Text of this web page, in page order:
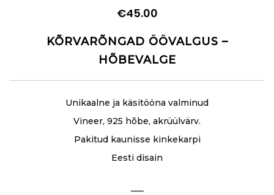
€45.00
KÕRVARÕNGAD ÖÖVALGUS –
HÕBEVALGE
Unikaalne ja käsitööna valminud
Vineer, 925 hõbe, akrüülvärv.
Pakitud kaunisse kinkekarpi
Eesti disain